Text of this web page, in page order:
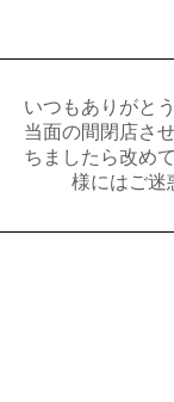
いつもありがと
当面の間閉店さ
ちましたら改め
様にはご迷